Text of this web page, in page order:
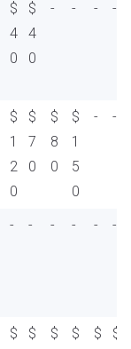
$
4
0
$
4
0
- - - -
$
1
2
0
$
7
0
$
8
0
$
1
5
0
- -
- - - - - -
$
$
$
$
$
$